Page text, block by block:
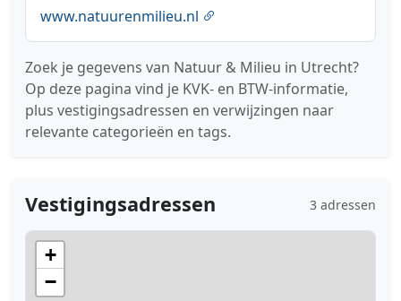
www.natuurenmilieu.nl
Zoek je gegevens van Natuur & Milieu in Utrecht?
Op deze pagina vind je KVK- en BTW-informatie,
plus vestigingsadressen en verwijzingen naar
relevante categorieën en tags.
Vestigingsadressen 3 adressen
+
−